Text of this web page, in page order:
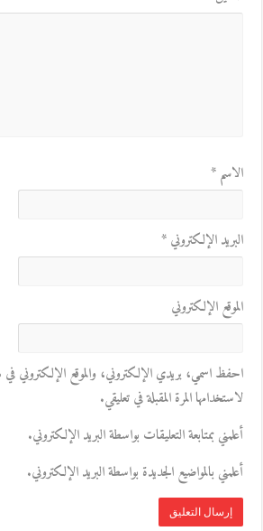
الاسم*
البريد الإلكتروني*
الموقع الإلكتروني
احفظ اسمي، بريدي الإلكتروني، والموقع الإلكتروني
لاستخدامها المرة المقبلة في تعليقي.
أعلمني بمتابعة التعليقات بواسطة البريد الإلكتروني.
أعلمني بالمواضيع الجديدة بواسطة البريد الإلكتروني.